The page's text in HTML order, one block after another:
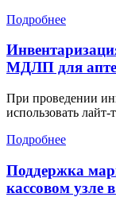
Подробнее
МДЛП для
При проведении
использовать лайт-
Подробнее
Поддержка
кассовом узле